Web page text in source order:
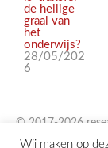
de heilige
graal van
het
onderwijs?
28/05/202
6
© 2017-2026
Wij maken op